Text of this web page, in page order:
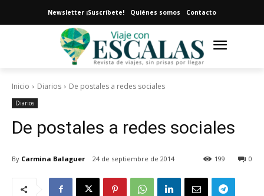
Newsletter ¡Suscríbete! Quiénes somos Contacto
Inicio Diarios De postales a redes sociales
Diarios
De postales a redes sociales
By Carmina Balaguer 24 de septiembre de 2014 0
199